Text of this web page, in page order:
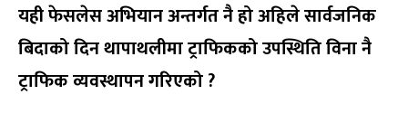
यही फेसलेस अभियान अन्तर्गत नै हो अहिले सार्वजनिक
बिदाको दिन थापाथलीमा ट्राफिकको उपस्थिति विना नै
ट्राफिक व्यवस्थापन गरिएको?